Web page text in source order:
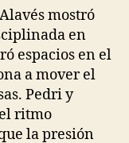
mostró
en
espacios en el
a mover el
Pedri y
ritmo
la presión